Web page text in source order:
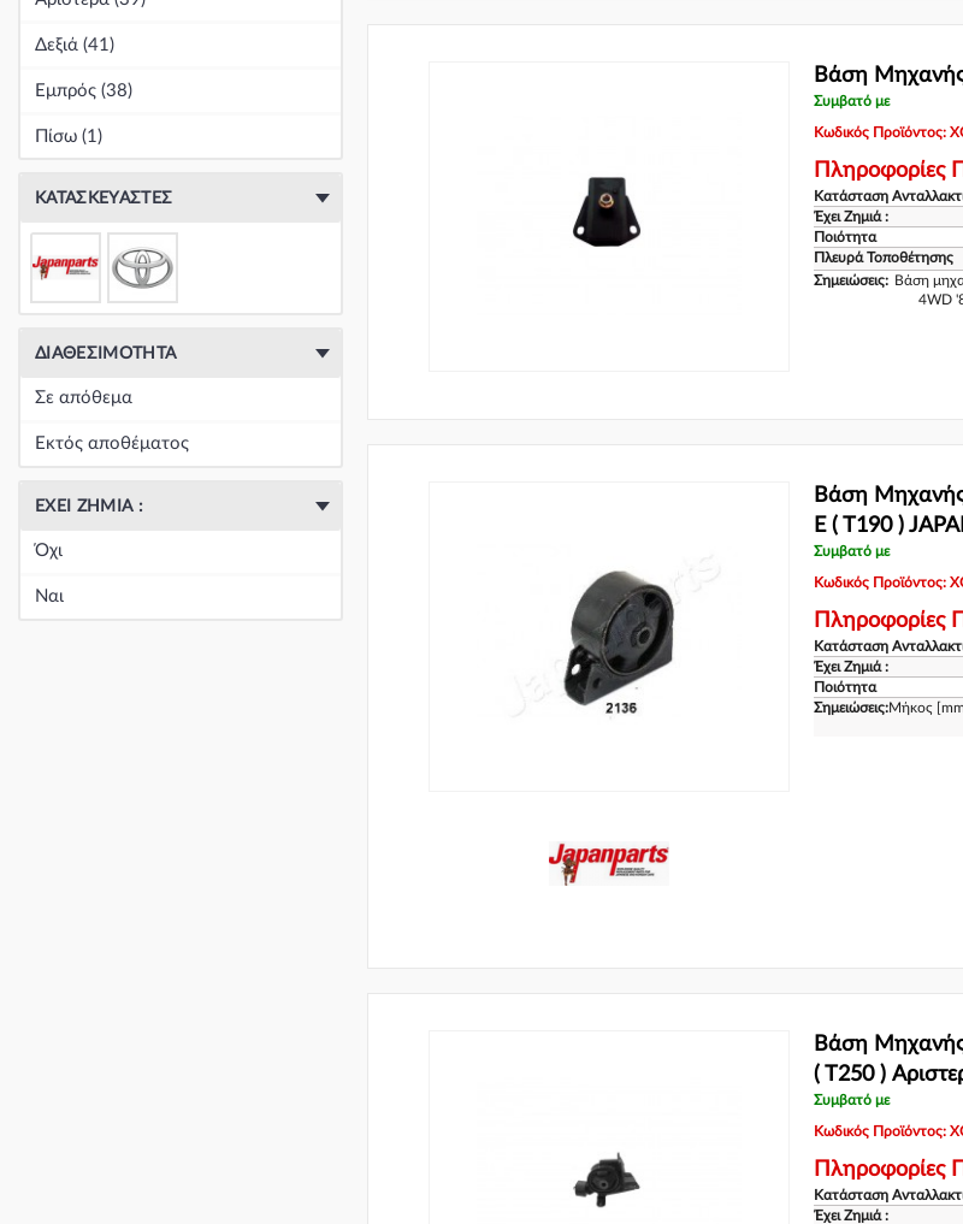
Δεξιά (41)
Εμπρός (38)
Πίσω (1)
ΚΑΤΑΣΚΕΥΑΣΤΈΣ
ΔΙΑΘΕΣΙΜΌΤΗΤΑ
Σε απόθεμα
Εκτός αποθέματος
ΈΧΕΙ ΖΗΜΙΆ :
Όχι
Ναι
Βάση
Συμβατό με
Κωδικός Προϊόντος:
Πληροφορίες
Κατάσταση
Έχει Ζημιά :
Ποιότητα
Πλευρά Τοποθέτησης
Σημειώσεις: Βάση
4WD
Βάση Μηχανής
E ( T190 )
Συμβατό με
Κωδικός Προϊόντος:
Πληροφορίες
Κατάσταση
Έχει Ζημιά :
Ποιότητα
Σημειώσεις:Μήκος
Βάση Μηχανής
( T250 )
Συμβατό με
Κωδικός Προϊόντος:
Πληροφορίες
Κατάσταση
Έχει Ζημιά :